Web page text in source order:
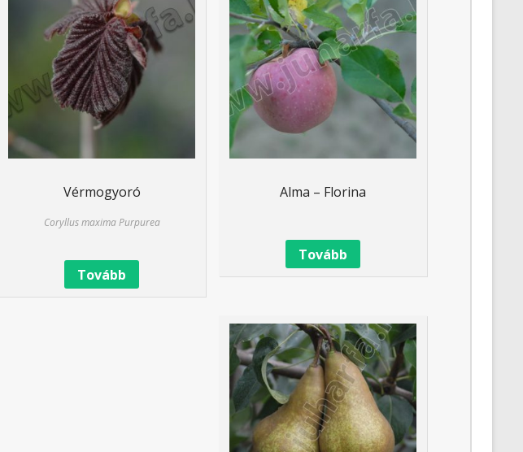
Vérmogyoró
Coryllus maxima Purpurea
Tovább
Alma – Florina
Tovább